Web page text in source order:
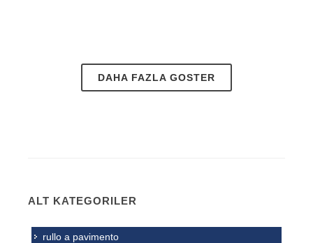
DAHA FAZLA GOSTER
ALT KATEGORILER
rullo a pavimento